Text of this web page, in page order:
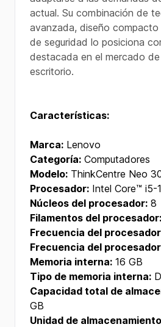
actual. Su combinación de
avanzada, diseño
de seguridad lo posiciona
destacada en el mercado
escritorio.
Características:
Marca: Lenovo
Categoría: Computadores
Modelo: ThinkCentre Neo
Procesador: Intel Core™ i5-
Núcleos del procesador: 8
Filamentos del procesador:
Frecuencia del
Frecuencia del
Memoria interna: 16 GB
Tipo de memoria interna:
Capacidad total de
GB
Unidad de